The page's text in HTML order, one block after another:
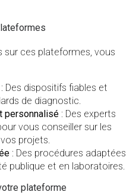
sur ces plateformes, vous
: Des dispositifs fiables et
de diagnostic.
personnalisé : Des experts
vous conseiller sur les
projets.
: Des procédures adaptées
publique et en laboratoires.
plateforme